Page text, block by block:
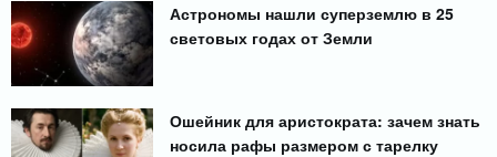
Астрономы нашли суперземлю в 25
световых годах от Земли
Ошейник для аристократа: зачем знать
носила рафы размером с тарелку